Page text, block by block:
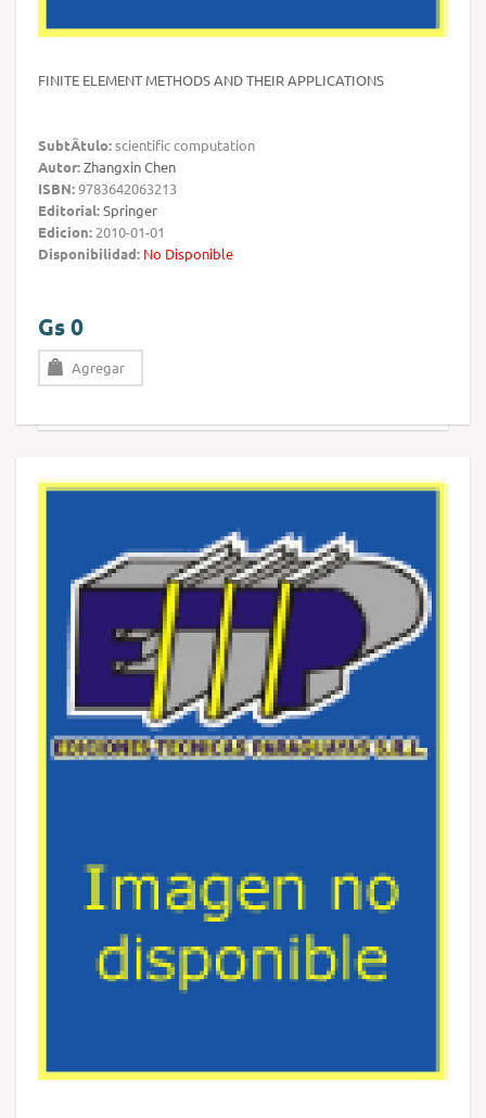
FINITE ELEMENT METHODS AND THEIR APPLICATIONS
SubtÃ­tulo:scientific computation
Autor:Zhangxin Chen
ISBN:9783642063213
Editorial:Springer
Edicion: 2010-01-01
Disponibilidad: No Disponible
Gs 0
Agregar